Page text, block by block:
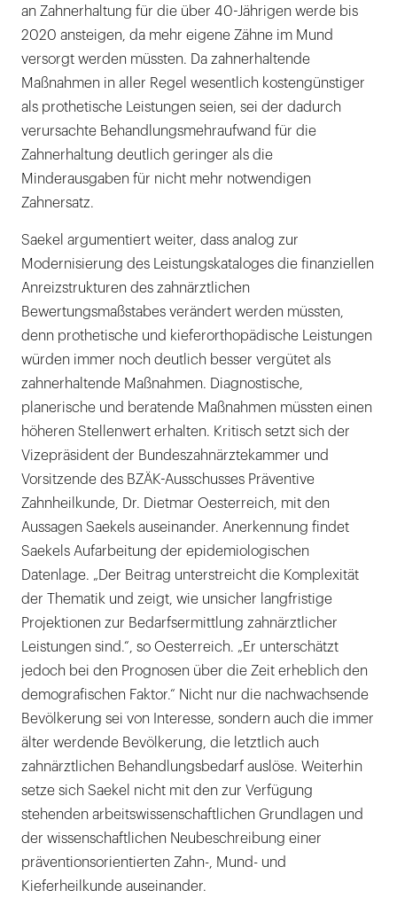
an Zahnerhaltung für die über 40-Jährigen werde bis
2020 ansteigen, da mehr eigene Zähne im Mund
versorgt werden müssten. Da zahnerhaltende
Maßnahmen in aller Regel wesentlich kostengünstiger
als prothetische Leistungen seien, sei der dadurch
verursachte Behandlungsmehraufwand für die
Zahnerhaltung deutlich geringer als die
Minderausgaben für nicht mehr notwendigen
Zahnersatz.
Saekel argumentiert weiter, dass analog zur
Modernisierung des Leistungskataloges die finanziellen
Anreizstrukturen des zahnärztlichen
Bewertungsmaßstabes verändert werden müssten,
denn prothetische und kieferorthopädische Leistungen
würden immer noch deutlich besser vergütet als
zahnerhaltende Maßnahmen. Diagnostische,
planerische und beratende Maßnahmen müssten einen
höheren Stellenwert erhalten. Kritisch setzt sich der
Vizepräsident der Bundeszahnärztekammer und
Vorsitzende des BZÄK-Ausschusses Präventive
Zahnheilkunde, Dr. Dietmar Oesterreich, mit den
Aussagen Saekels auseinander. Anerkennung findet
Saekels Aufarbeitung der epidemiologischen
Datenlage. „Der Beitrag unterstreicht die Komplexität
der Thematik und zeigt, wie unsicher langfristige
Projektionen zur Bedarfsermittlung zahnärztlicher
Leistungen sind.“, so Oesterreich. „Er unterschätzt
jedoch bei den Prognosen über die Zeit erheblich den
demografischen Faktor.“ Nicht nur die nachwachsende
Bevölkerung sei von Interesse, sondern auch die immer
älter werdende Bevölkerung, die letztlich auch
zahnärztlichen Behandlungsbedarf auslöse. Weiterhin
setze sich Saekel nicht mit den zur Verfügung
stehenden arbeitswissenschaftlichen Grundlagen und
der wissenschaftlichen Neubeschreibung einer
präventionsorientierten Zahn-, Mund- und
Kieferheilkunde auseinander.